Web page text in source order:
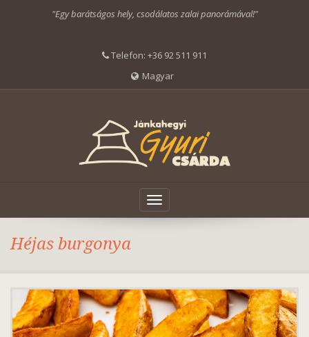
"Egy barátságos hely, csodálatos zalai panorámával!"
Telefon: +36 92 511 911
Magyar
Toggle
navigation
Héjas burgonya